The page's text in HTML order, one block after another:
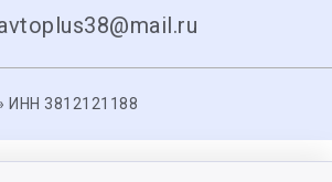
3812121188